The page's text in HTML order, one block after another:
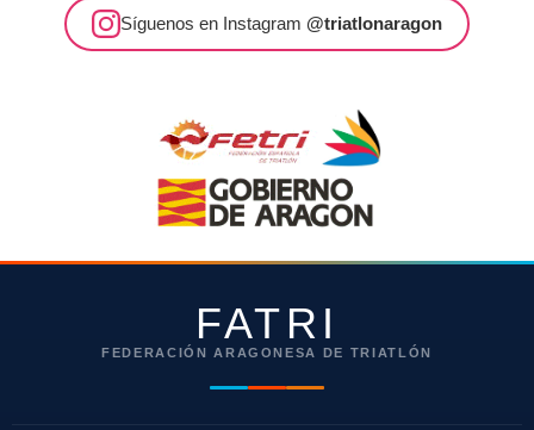
Síguenos en Instagram @triatlonaragon
FATRI
FEDERACIÓN ARAGONESA DE TRIATLÓN